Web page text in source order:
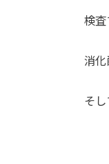
検査
消化
そ